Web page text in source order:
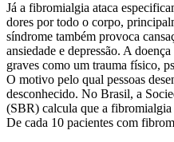
Já a fibromialgia ataca
dores por todo o corpo,
síndrome também provoca
ansiedade e depressão. A
graves como um trauma físico,
O motivo pelo qual pessoas
desconhecido. No Brasil, a
(SBR) calcula que a fibromialgia
De cada 10 pacientes com